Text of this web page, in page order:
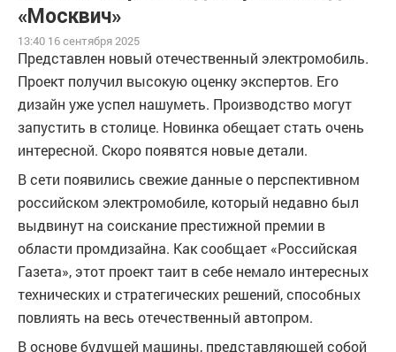
«Москвич»
13:40 16 сентября 2025
Представлен новый отечественный электромобиль.
Проект получил высокую оценку экспертов. Его
дизайн уже успел нашуметь. Производство могут
запустить в столице. Новинка обещает стать очень
интересной. Скоро появятся новые детали.
В сети появились свежие данные о перспективном
российском электромобиле, который недавно был
выдвинут на соискание престижной премии в
области промдизайна. Как сообщает «Российская
Газета», этот проект таит в себе немало интересных
технических и стратегических решений, способных
повлиять на весь отечественный автопром.
В основе будущей машины, представляющей собой